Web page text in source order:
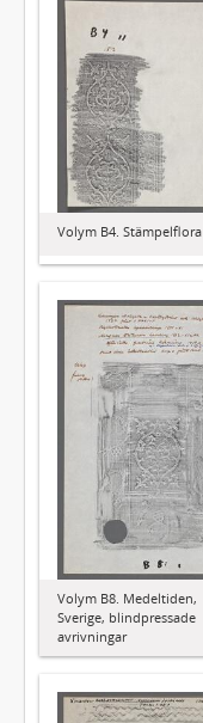
Volym B4. Stämpelflora
Volym B8. Medeltiden,
Sverige, blindpressade
avrivningar